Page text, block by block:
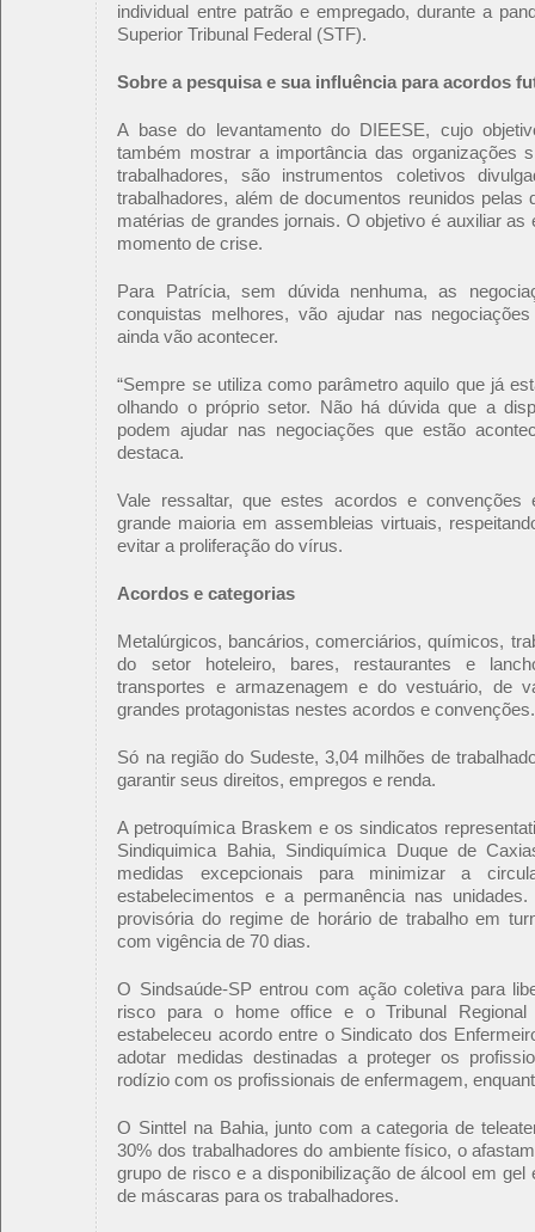
individual entre patrão e empregado, durante a
Superior Tribunal Federal (STF).
Sobre a pesquisa e sua influência para acordos
A base do levantamento do DIEESE, cujo
também mostrar a importância das organizações
trabalhadores, são instrumentos coletivos
trabalhadores, além de documentos reunidos pelas
matérias de grandes jornais. O objetivo é auxiliar
momento de crise.
Para Patrícia, sem dúvida nenhuma, as
conquistas melhores, vão ajudar nas
ainda vão acontecer.
“Sempre se utiliza como parâmetro aquilo que já
olhando o próprio setor. Não há dúvida que a
podem ajudar nas negociações que estão
destaca.
Vale ressaltar, que estes acordos e
grande maioria em assembleias virtuais,
evitar a proliferação do vírus.
Acordos e categorias
Metalúrgicos, bancários, comerciários, químicos,
do setor hoteleiro, bares, restaurantes e
transportes e armazenagem e do vestuário, de
grandes protagonistas nestes acordos e convenções.
Só na região do Sudeste, 3,04 milhões de
garantir seus direitos, empregos e renda.
A petroquímica Braskem e os sindicatos
Sindiquimica Bahia, Sindiquímica Duque de
medidas excepcionais para minimizar a
estabelecimentos e a permanência nas
provisória do regime de horário de trabalho em
com vigência de 70 dias.
O Sindsaúde-SP entrou com ação coletiva para
risco para o home office e o Tribunal Regional
estabeleceu acordo entre o Sindicato dos
adotar medidas destinadas a proteger os
rodízio com os profissionais de enfermagem,
O Sinttel na Bahia, junto com a categoria de
30% dos trabalhadores do ambiente físico, o
grupo de risco e a disponibilização de álcool em gel
de máscaras para os trabalhadores.